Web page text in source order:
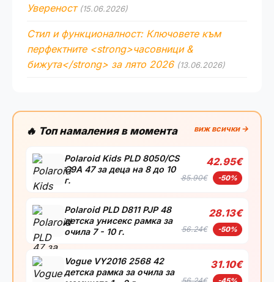
Увереност (15.06.2026)
Стил и функционалност: Ключовете към
перфектните <strong>часовници &
бижута</strong> за лято 2026 (13.06.2026)
🔥 Топ намаления в момента виж всички →
Polaroid Kids PLD 8050/CS
C9A 47 за деца на 8 до 10
г.
42.95€
85.90€ -50%
Polaroid PLD D811 PJP 48
детска унисекс рамка за
очила 7 - 10 г.
28.13€
56.24€ -50%
Vogue VY2016 2568 42
детска рамка за очила за
31.10€